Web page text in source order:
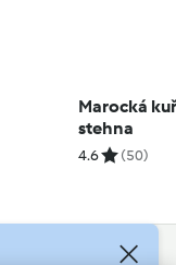
Marocká
stehna
4.6 (50)